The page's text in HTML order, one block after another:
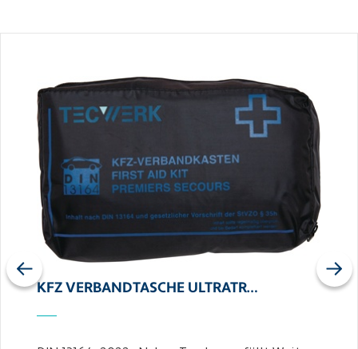
KFZ VERBANDTASCHE ULTRATR…
Previous Next